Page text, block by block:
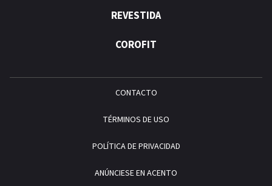
REVESTIDA
COROFIT
CONTACTO
TÉRMINOS DE USO
POLÍTICA DE PRIVACIDAD
ANÚNCIESE EN ACENTO